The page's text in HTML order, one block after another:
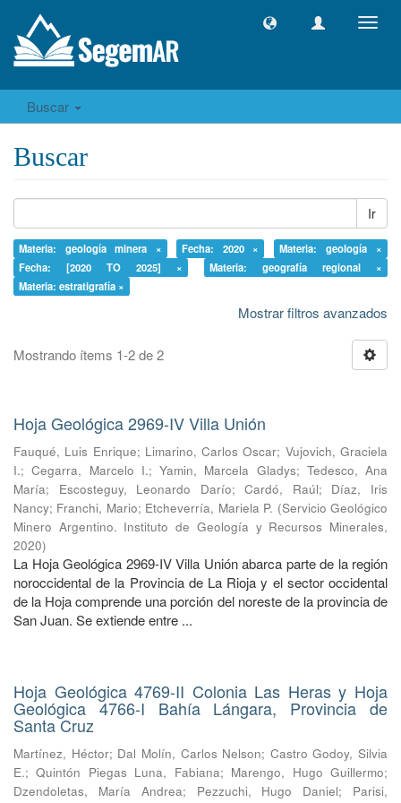
Buscar
Buscar
Ir
Materia: geología minera × Fecha: 2020 ×
Materia: geología ×
Fecha: [2020 TO 2025] ×
Materia: geografía regional ×
Materia: estratigrafía ×
Mostrar filtros avanzados
Mostrando ítems 1-2 de 2
Hoja Geológica 2969-IV Villa Unión
Fauqué, Luis Enrique; Limarino, Carlos Oscar; Vujovich, Graciela
I.;Cegarra, Marcelo I.; Yamin, Marcela Gladys; Tedesco, Ana
María; Escosteguy, Leonardo Darío;Cardó, Raúl; Díaz, Iris
Nancy; Franchi, Mario; Etcheverría, Mariela P. (Servicio Geológico
Minero Argentino. Instituto de Geología y Recursos Minerales,
2020)
La Hoja Geológica 2969-IV Villa Unión abarca parte de la región
noroccidental de la Provincia de La Rioja y el sector occidental
de la Hoja comprende una porción del noreste de la provincia de
San Juan. Se extiende entre ...
Hoja Geológica 4769-II Colonia Las Heras y Hoja
Geológica 4766-I Bahía Lángara, Provincia de
Santa Cruz
Martínez, Héctor; Dal Molín, Carlos Nelson; Castro Godoy, Silvia
E.;Quintón Piegas Luna, Fabiana; Marengo, Hugo Guillermo;
Dzendoletas, María Andrea; Pezzuchi, Hugo Daniel; Parisi,